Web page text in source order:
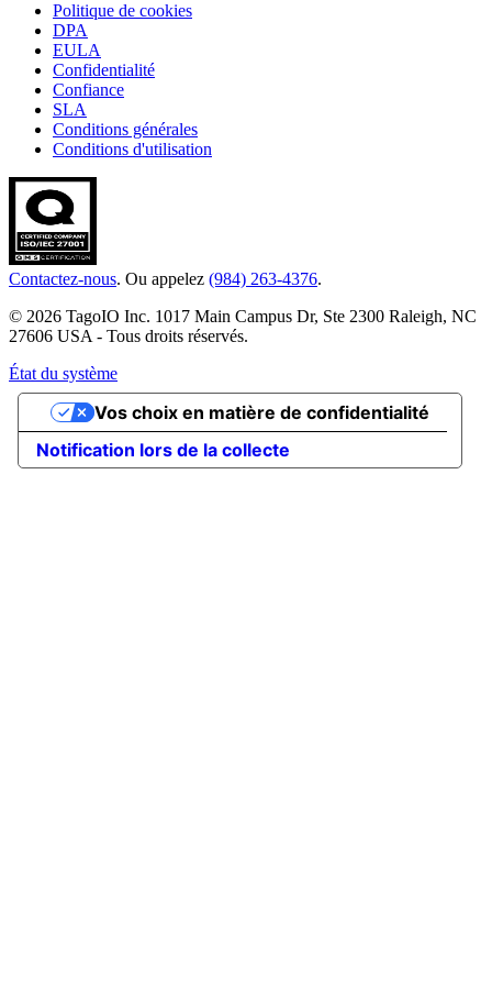
Politique de cookies
DPA
EULA
Confidentialité
Confiance
SLA
Conditions générales
Conditions d'utilisation
Contactez-nous. Ou appelez (984) 263-4376.
© 2026 TagoIO Inc. 1017 Main Campus Dr, Ste 2300 Raleigh, NC
27606 USA - Tous droits réservés.
État du système
Notification lors de la collecte
Vos choix en matière de confidentialité